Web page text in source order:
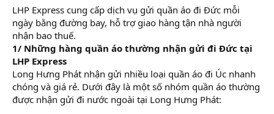
r
t
e
r
LHP Express cung cấp dịch vụ gửi quần áo đi Đức mỗi
ngày bằng đường bay, hỗ trợ giao hàng tận nhà người
nhận bao thuế.
1/ Những hàng quần áo thường nhận gửi đi Đức tại
LHP Express
Long Hưng Phát nhận gửi nhiều loại quần áo đi Úc nhanh
chóng và giá rẻ. Dưới đây là một số nhóm quần áo thường
được nhận gửi đi nước ngoài tại Long Hưng Phát: